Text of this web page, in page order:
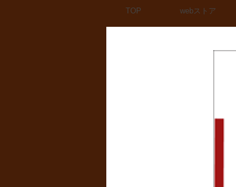
TOP webストア